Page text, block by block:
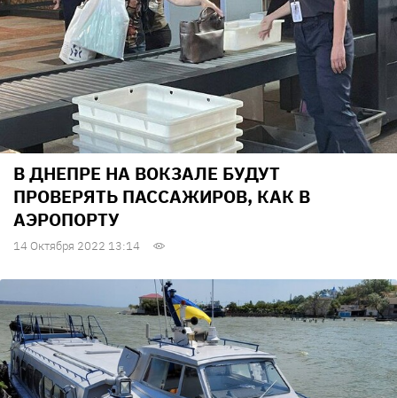
В ДНЕПРЕ НА ВОКЗАЛЕ БУДУТ
ПРОВЕРЯТЬ ПАССАЖИРОВ, КАК В
АЭРОПОРТУ
14 Октября 2022 13:14